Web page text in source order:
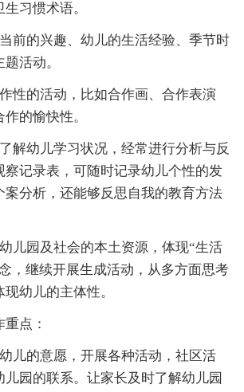
习惯术语。
前的兴趣、幼儿的生活经验、季节时
活动。
性的活动，比如合作画、合作表演
的愉快性。
解幼儿学习状况，经常进行分析与反
察记录表，可随时记录幼儿个性的发
案分析，还能够反思自我的教育方法
儿园及社会的本土资源，体现“生活
，继续开展生成活动，从多方面思考
幼儿的主体性。
点：
儿的意愿，开展各种活动，社区活
园的联系。让家长及时了解幼儿园